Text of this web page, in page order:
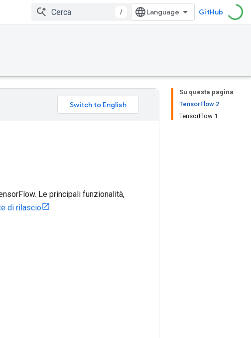
/ GitHub
Su questa pagina
TensorFlow 2
TensorFlow 1
Le principali funzionalità,
di rilascio .